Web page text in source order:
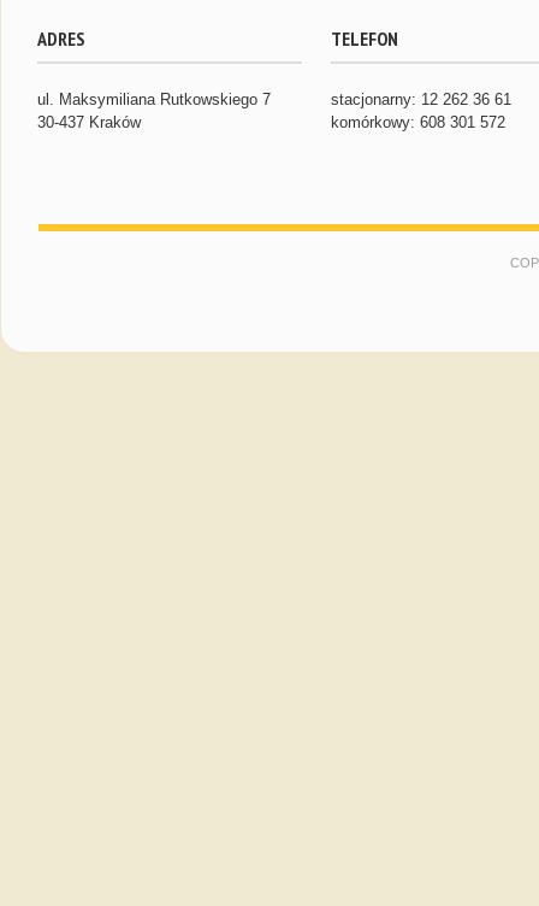
ADRES
ul. Maksymiliana Rutkowskiego 7
30-437 Kraków
TELEFON
stacjonarny: 12 262 36 61
komórkowy: 608 301 572